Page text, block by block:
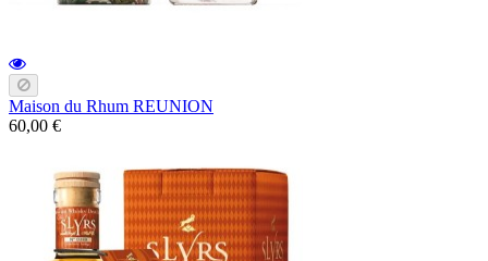
Maison du Rhum REUNION
60,00 €